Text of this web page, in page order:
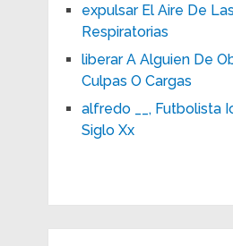
expulsar El Aire De
Respiratorias
liberar A Alguien De
Culpas O Cargas
alfredo __, Futbolista
Siglo Xx